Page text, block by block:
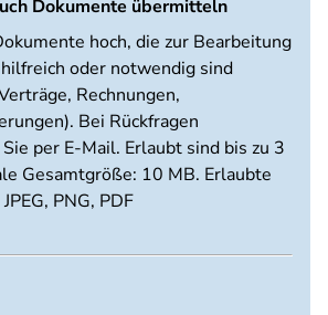
Dokumente übermitteln
hoch, die zur Bearbeitung
oder notwendig sind
Rechnungen,
Bei Rückfragen
per E-Mail. Erlaubt sind bis zu 3
Gesamtgröße: 10 MB. Erlaubte
PNG, PDF